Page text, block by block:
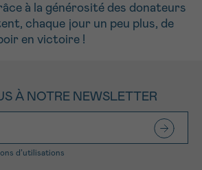
à la générosité des donateurs
chaque jour un peu plus, de
en victoire !
À NOTRE NEWSLETTER
d’utilisations